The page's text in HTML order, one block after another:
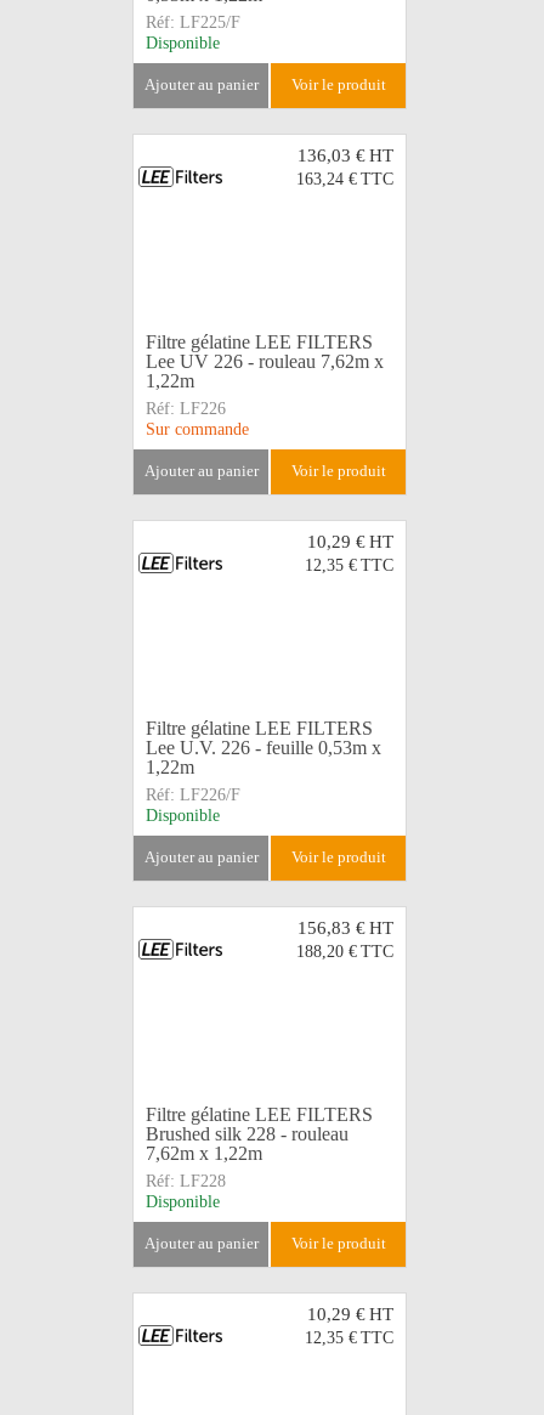
Réf: LF225/F
Disponible
ajouter au panier voir le produit
136,03 €HT
163,24 € TTC
Filtre gélatine LEE FILTERS
Lee UV 226 - rouleau 7,62m x
1,22m
Réf: LF226
Sur commande
ajouter au panier voir le produit
10,29 €HT
12,35 € TTC
Filtre gélatine LEE FILTERS
Lee U.V. 226 - feuille 0,53m x
1,22m
Réf: LF226/F
Disponible
ajouter au panier voir le produit
156,83 €HT
188,20 € TTC
Filtre gélatine LEE FILTERS
Brushed silk 228 - rouleau
7,62m x 1,22m
Réf: LF228
Disponible
ajouter au panier voir le produit
10,29 €HT
12,35 € TTC